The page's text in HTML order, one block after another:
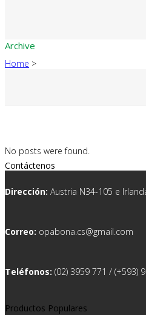
Archive
Home >
No posts were found.
Contáctenos
Dirección: Austria N34-105 e
Correo: opabona.cs@gmail.com
Teléfonos: (02) 3959 771 / (+593)
Productos Populares